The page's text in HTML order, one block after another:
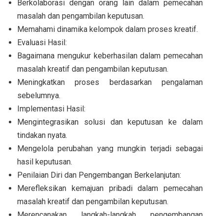
Berkolaborasi dengan orang lain dalam pemecahan
masalah dan pengambilan keputusan.
Memahami dinamika kelompok dalam proses kreatif.
Evaluasi Hasil:
Bagaimana mengukur keberhasilan dalam pemecahan
masalah kreatif dan pengambilan keputusan.
Meningkatkan proses berdasarkan pengalaman
sebelumnya.
Implementasi Hasil:
Mengintegrasikan solusi dan keputusan ke dalam
tindakan nyata.
Mengelola perubahan yang mungkin terjadi sebagai
hasil keputusan.
Penilaian Diri dan Pengembangan Berkelanjutan:
Merefleksikan kemajuan pribadi dalam pemecahan
masalah kreatif dan pengambilan keputusan.